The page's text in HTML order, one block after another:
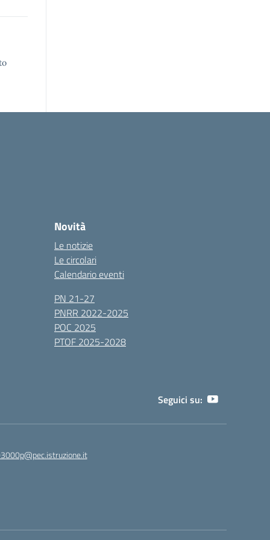
Novità
Le notizie
Le circolari
Calendario eventi
PN 21-27
PNRR 2022-2025
POC 2025
PTOF 2025-2028
Seguici su: